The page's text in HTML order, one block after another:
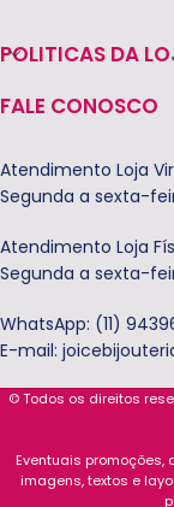
POLITICAS DA
FALE CONOSCO
Atendimento Loja
Segunda a sexta-
Atendimento Loja
Segunda a sexta-
WhatsApp: (11)
E-mail:
© Todos os direitos
Eventuais
imagens, textos e